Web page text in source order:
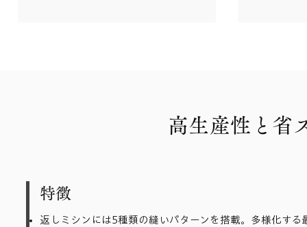
高生産性と省
特徴
返しミシンには5種類の縫いパターンを搭載。多様化する